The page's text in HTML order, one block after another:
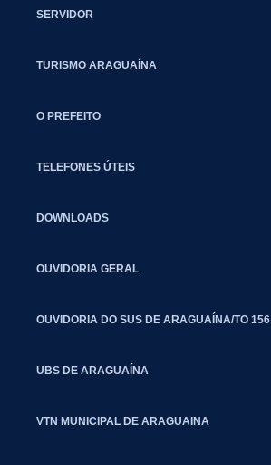
SERVIDOR
TURISMO ARAGUAÍNA
O PREFEITO
TELEFONES ÚTEIS
DOWNLOADS
OUVIDORIA GERAL
OUVIDORIA DO SUS DE ARAGUAÍNA/TO 156
UBS DE ARAGUAÍNA
VTN MUNICIPAL DE ARAGUAINA